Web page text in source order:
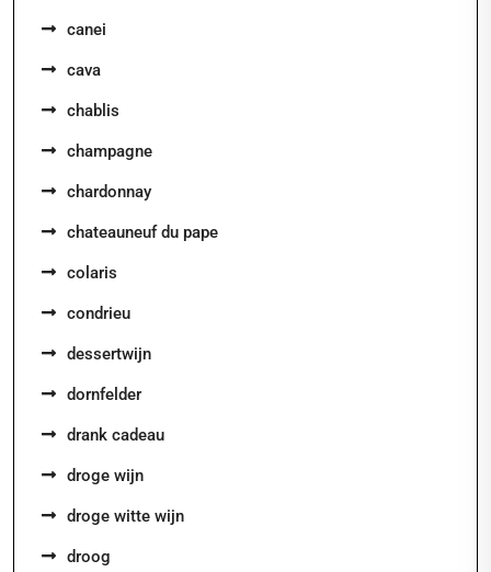
canei
cava
chablis
champagne
chardonnay
chateauneuf du pape
colaris
condrieu
dessertwijn
dornfelder
drank cadeau
droge wijn
droge witte wijn
droog